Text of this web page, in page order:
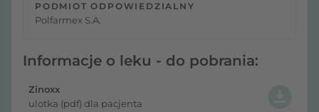
PODMIOT ODPOWIEDZIALNY
Polfarmex S.A.
Informacje o leku - do pobrania:
Zinoxx
ulotka (pdf) dla pacjenta